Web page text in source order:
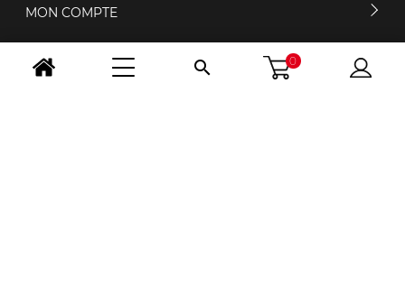
MON COMPTE
CONTACTEZ-NOUS
 0